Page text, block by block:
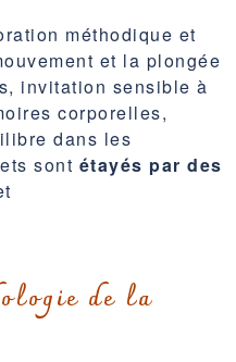
méthodique et
et la plongée
invitation sensible à
corporelles,
dans les
sont étayés par des
de la